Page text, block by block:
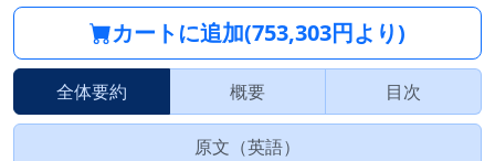
カートに追加(753,303円より)
全体要約 概要 目次
原文（英語）